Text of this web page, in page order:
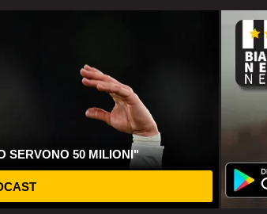
SERVONO 50 MILIONI"